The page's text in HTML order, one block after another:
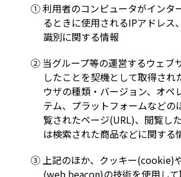
① 利用者のコンピュータがインタ
るときに使用されるIPアドレス
識別に関する情報
② 当グループ等の運営するウェブ
したことを契機として取得され
ウザの種類・バージョン、オペ
テム、プラットフォームなどの
覧されたページ(URL)、閲覧し
は検索された商品などに関する
③ 上記のほか、クッキー(cookie)
(web beacon)の技術を使用し